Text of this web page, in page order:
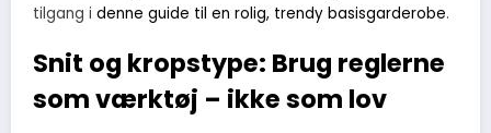
tilgang i denne guide til en rolig, trendy basisgarderobe.
Snit og kropstype: Brug reglerne
som værktøj – ikke som lov